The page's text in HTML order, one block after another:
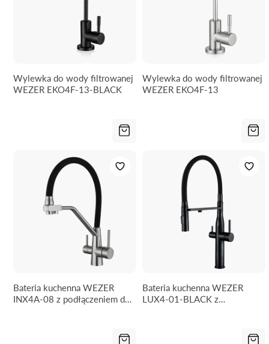
Wylewka do wody filtrowanej
WEZER EKO4F-13-BLACK
Wylewka do wody filtrowanej
WEZER EKO4F-13
Bateria kuchenna WEZER
INX4A-08 z podłączeniem do
Bateria kuchenna WEZER
LUX4-01-BLACK z